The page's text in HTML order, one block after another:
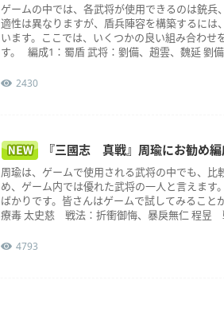
ゲームの中では、各武将が使用できるのは銃
適性は異なりますが、盾兵陣容を構築するに
います。ここでは、いくつかの良い組み合わ
す。 編成1：蜀盾 武将：劉備、趙雲、魏延 劉
2430
『三國志 真戦』周瑜にお勧め
周瑜は、ゲームで使用される武将の中でも、
め、ゲーム内では優れた武将の一人と言えま
ばかりです。皆さんはゲームで試してみるこ
療毒 太史慈 戦法：折衝御悔、暴戾無仁 程昱
4793